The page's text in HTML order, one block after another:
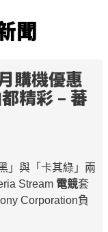
聞
購機優惠
精彩 – 蕃
」與「卡其綠」兩
Stream 電競套
Corporation負